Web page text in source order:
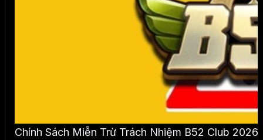
Chính Sách Miễn Trừ Trách Nhiệm B52 Club 2026